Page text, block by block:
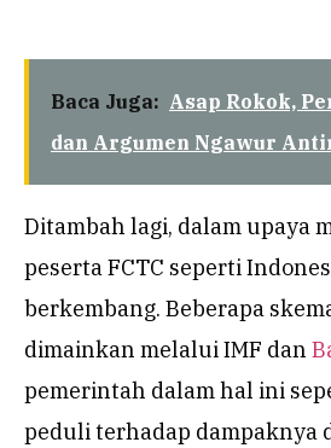
Baca Juga: Asap Rokok,
dan Argumen Ngawur
Ditambah lagi, dalam upaya
peserta FCTC seperti
berkembang. Beberapa
dimainkan melalui IMF dan
pemerintah dalam hal ini
peduli terhadap dampaknya